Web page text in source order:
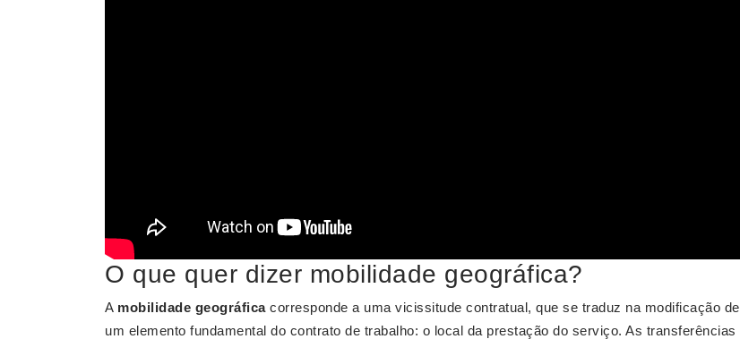
O que quer dizer mobilidade geográfica?
A mobilidade geográficacorresponde a uma vicissitude contratual, que se traduz na modificação de
um elemento fundamental do contrato de trabalho: o local da prestação do serviço. As transferências